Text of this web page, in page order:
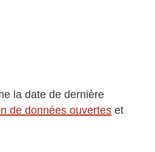
la date de dernière
de données ouvertes et